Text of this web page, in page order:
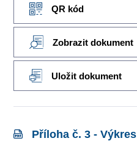
QR kód
Zobrazit dokument
Uložit dokument
Příloha č. 3 -